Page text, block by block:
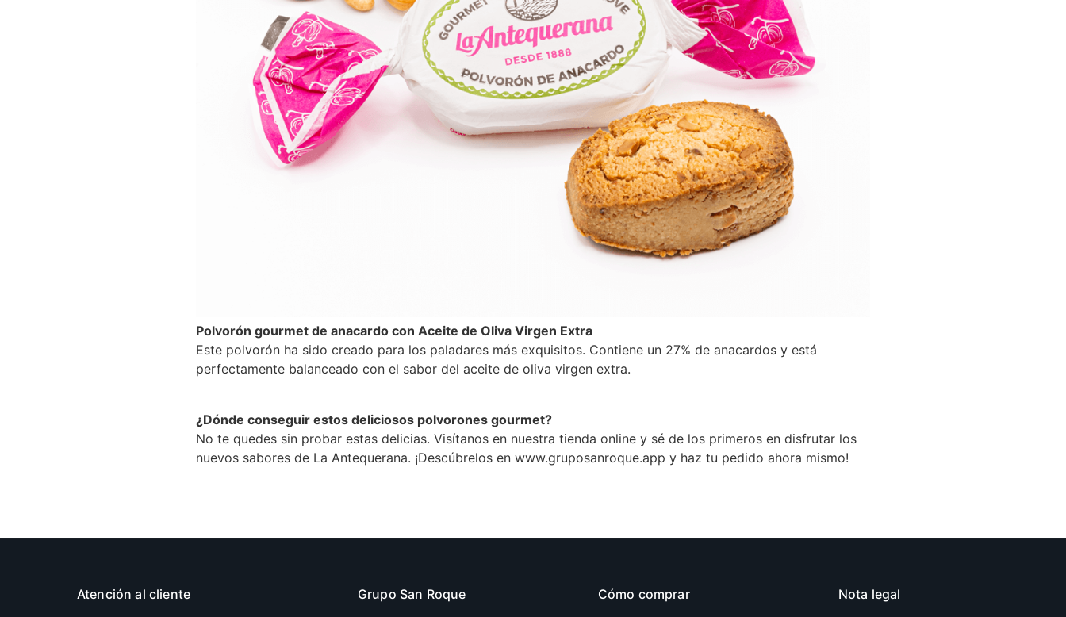
Polvorón gourmet de anacardo con Aceite de Oliva Virgen Extra
Este polvorón ha sido creado para los paladares más exquisitos. Contiene un 27% de anacardos y está
perfectamente balanceado con el sabor del aceite de oliva virgen extra.
¿Dónde conseguir estos deliciosos polvorones gourmet?
No te quedes sin probar estas delicias. Visítanos en nuestra tienda online y sé de los primeros en disfrutar los
nuevos sabores de La Antequerana. ¡Descúbrelos en www.gruposanroque.app y haz tu pedido ahora mismo!
Atención al cliente Grupo San Roque Cómo comprar Nota legal